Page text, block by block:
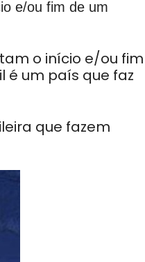
e/ou fim de um
o início e/ou
é um país que faz
que fazem